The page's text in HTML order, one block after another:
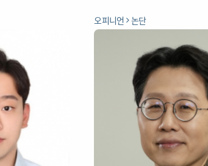
오피니언 논단